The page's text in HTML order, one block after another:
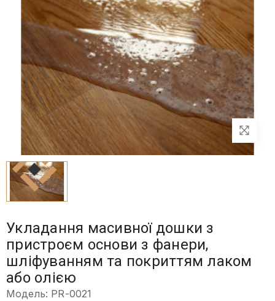
Укладання масивної дошки з
пристроєм основи з фанери,
шліфуванням та покриттям лаком
або олією
Модель: PR-0021